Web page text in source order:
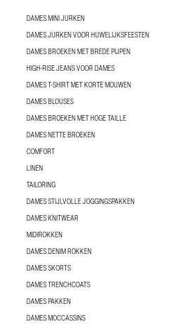
DAMES MINI JURKEN
DAMES JURKEN VOOR HUWELIJKSFEESTEN
DAMES BROEKEN MET BREDE PIJPEN
HIGH-RISE JEANS VOOR DAMES
DAMES T-SHIRT MET KORTE MOUWEN
DAMES BLOUSES
DAMES BROEKEN MET HOGE TAILLE
DAMES NETTE BROEKEN
COMFORT
LINEN
TAILORING
DAMES STIJLVOLLE JOGGINGSPAKKEN
DAMES KNITWEAR
MIDIROKKEN
DAMES DENIM ROKKEN
DAMES SKORTS
DAMES TRENCHCOATS
DAMES PAKKEN
DAMES MOCCASSINS